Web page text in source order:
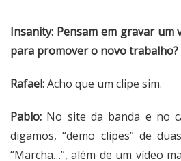
Insanity: Pensam em gravar um
para promover o novo trabalho?
Rafael:Acho que um clipe sim.
Pablo: No site da banda e no
digamos, “demo clipes” de
“Marcha…”, além de um vídeo